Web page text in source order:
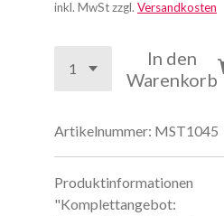
inkl. MwSt zzgl. Versandkosten
In den
Warenkorb
Artikelnummer: MST1045
Produktinformationen
"Komplettangebot: